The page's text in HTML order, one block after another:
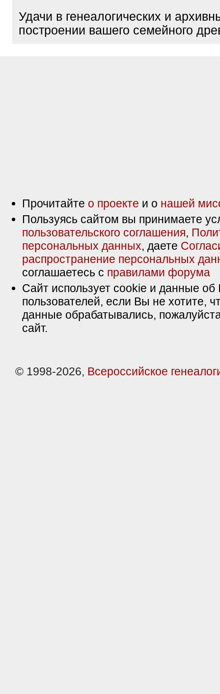
Удачи в генеалогических и
построении вашего семейного
Прочитайте о проекте и о нашей
Пользуясь сайтом вы принимаете
пользовательского соглашения,
персональных данных, даете
распространение персональных
соглашаетесь с правилами форума
Сайт использует cookie и данные об
пользователей, если Вы не хотите,
данные обрабатывались,
сайт.
© 1998-2026, Всероссийское